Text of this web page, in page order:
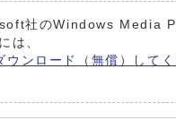
社のWindows Media
は、
ンロード（無償）してく